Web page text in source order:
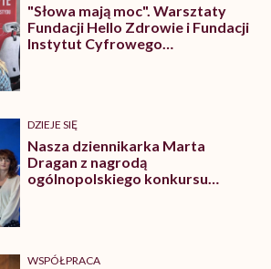
"Słowa mają moc". Warsztaty
Fundacji Hello Zdrowie i Fundacji
Instytut Cyfrowego
DZIEJE SIĘ
Nasza dziennikarka Marta
Dragan z nagrodą
ogólnopolskiego konkursu
WSPÓŁPRACA